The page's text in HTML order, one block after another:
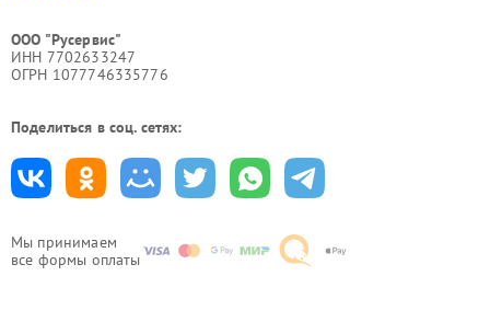
Мы принимаем
все формы оплаты
ООО "Русервис"
ИНН 7702633247
ОГРН 1077746335776
Поделиться в соц. сетях: